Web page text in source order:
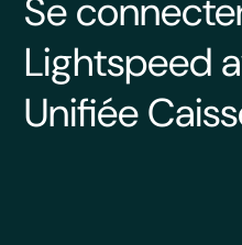
Se
Lightspeed
Unifiée